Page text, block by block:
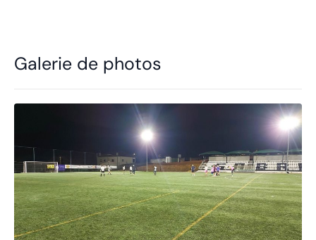
Galerie de photos